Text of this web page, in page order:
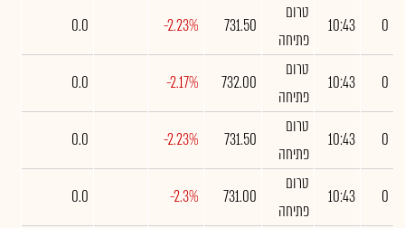
0
10:43
טרום
פתיחה
731.50
-2.23%
0.0
0
10:43
טרום
פתיחה
732.00
-2.17%
0.0
0
10:43
טרום
פתיחה
731.50
-2.23%
0.0
0
10:43
טרום
פתיחה
731.00
-2.3%
0.0